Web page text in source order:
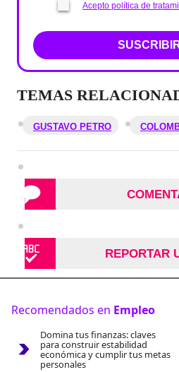
Acepto política de
TEMAS
GUSTAVO PETRO
REPORTAR
Recomendados en Empleo
Domina tus finanzas: claves
para construir estabilidad
económica y cumplir tus metas
personales